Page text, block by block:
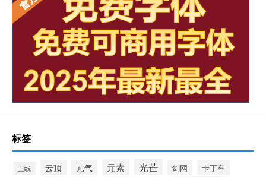
标签
主线 云顶 元气 元素 光芒 剑网 卡丁车